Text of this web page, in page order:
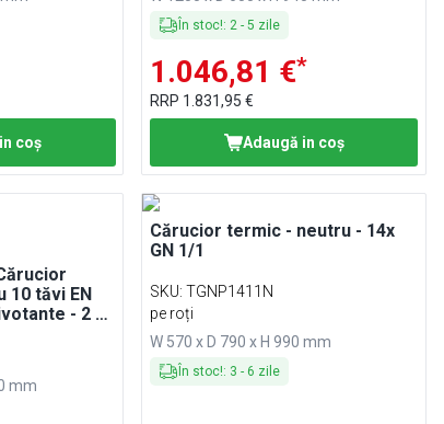
coş
În stoc!: 2- 5 zile
1.046,81 €*
RRP 1.831,95 €
Adaugă in coş
10 tăvi EN
- 2 cu
mm
Cărucior termic - neutru - 14x
GN 1/1
SKU: TGNP1411N
pe roți
W 570 x D 790 x H 990 mm
În stoc!: 3 - 6 zile